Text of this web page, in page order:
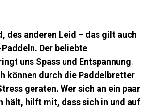
des anderen Leid – das gilt auch
Der beliebte
uns Spass und Entspannung.
können durch die Paddelbretter
geraten. Wer sich an ein paar
hält, hilft mit, dass sich in und auf